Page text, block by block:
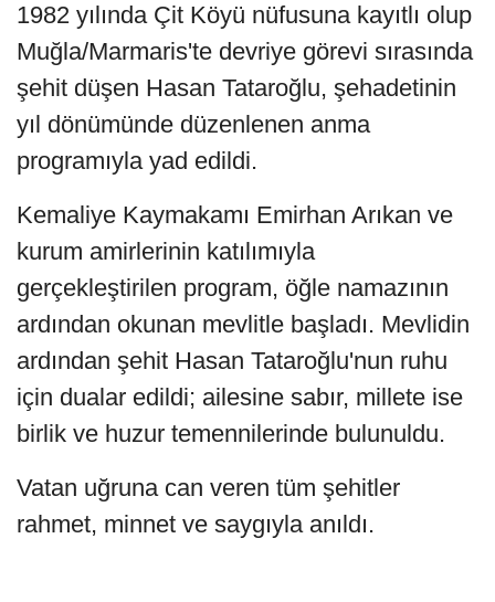
1982 yılında Çit Köyü nüfusuna kayıtlı olup
Muğla/Marmaris'te devriye görevi sırasında
şehit düşen Hasan Tataroğlu, şehadetinin
yıl dönümünde düzenlenen anma
programıyla yad edildi.
Kemaliye Kaymakamı Emirhan Arıkan ve
kurum amirlerinin katılımıyla
gerçekleştirilen program, öğle namazının
ardından okunan mevlitle başladı. Mevlidin
ardından şehit Hasan Tataroğlu'nun ruhu
için dualar edildi; ailesine sabır, millete ise
birlik ve huzur temennilerinde bulunuldu.
Vatan uğruna can veren tüm şehitler
rahmet, minnet ve saygıyla anıldı.